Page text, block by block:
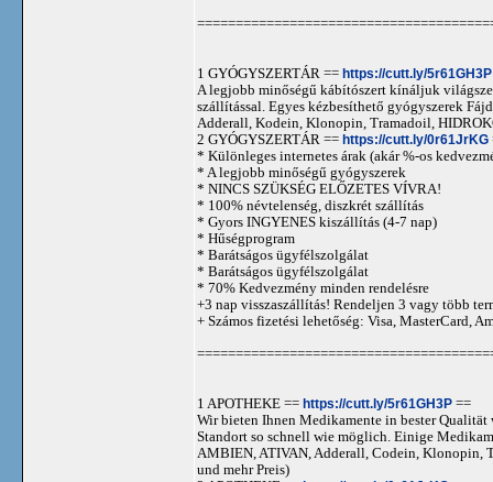
1 GYÓGYSZERTÁR == https://cutt.ly/5r61GH3P
A legjobb minőségű kábítószert kínáljuk
szállítással. Egyes kézbesíthető gyógyszerek
Adderall, Kodein, Klonopin, Tramadoil,
2 GYÓGYSZERTÁR == https://cutt.ly/0r61JrKG
* Különleges internetes árak (akár %-os
* A legjobb minőségű gyógyszerek
* NINCS SZÜKSÉG ELŐZETES VÍVRA!
* 100% névtelenség, diszkrét szállítás
* Gyors INGYENES kiszállítás (4-7 nap)
* Hűségprogram
* Barátságos ügyfélszolgálat
* Barátságos ügyfélszolgálat
* 70% Kedvezmény minden rendelésre
+3 nap visszaszállítás! Rendeljen 3 vagy több
+ Számos fizetési lehetőség: Visa, MasterCard,
1 APOTHEKE == https://cutt.ly/5r61GH3P ==
Wir bieten Ihnen Medikamente in bester
Standort so schnell wie möglich. Einige
AMBIEN, ATIVAN, Adderall, Codein, Klonopin,
und mehr Preis)